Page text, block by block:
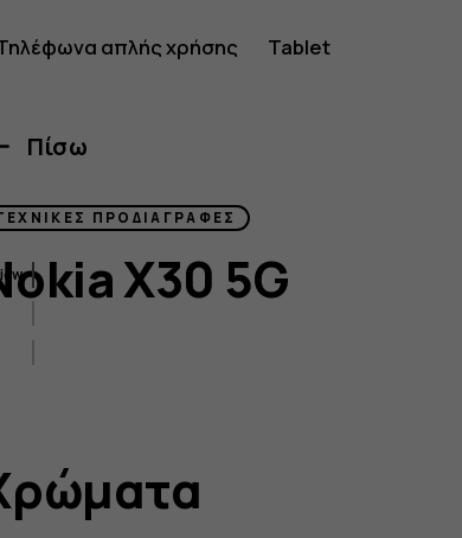
απλής χρήσης Tablet
Πίσω
ΠΡΟΔΙΑΓΡΑΦΈΣ
X30 5G